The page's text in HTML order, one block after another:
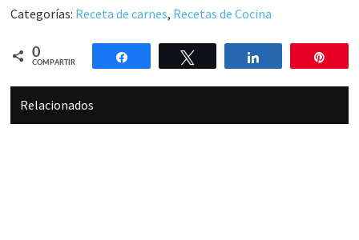
Categorías: Receta de carnes, Recetas de Cocina
0
COMPARTIR
Compartir Compartir
Relacionados